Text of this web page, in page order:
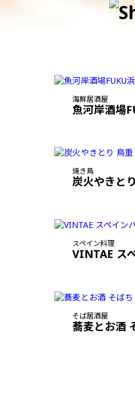
海鮮居酒屋
魚河岸酒場
焼き鳥
炭火やきと
スペイン料理
VINTAE ス
そば居酒屋
蕎麦とお酒